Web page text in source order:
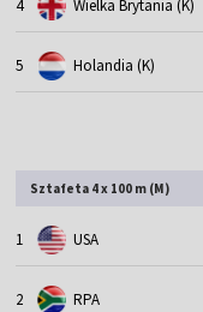
4 Wielka Brytania (K)
5 Holandia (K)
Sztafeta 4 x 100 m (M)
1 USA
2 RPA